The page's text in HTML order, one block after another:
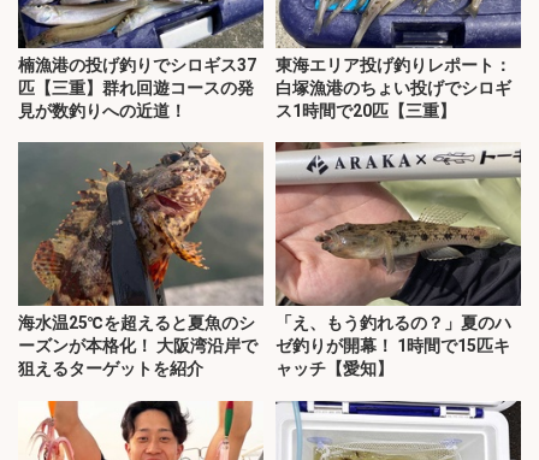
楠漁港の投げ釣りでシロギス37
匹【三重】群れ回遊コースの発
見が数釣りへの近道！
東海エリア投げ釣りレポート：
白塚漁港のちょい投げでシロギ
ス1時間で20匹【三重】
海水温25℃を超えると夏魚のシ
ーズンが本格化！ 大阪湾沿岸で
狙えるターゲットを紹介
「え、もう釣れるの？」夏のハ
ゼ釣りが開幕！ 1時間で15匹キ
ャッチ【愛知】